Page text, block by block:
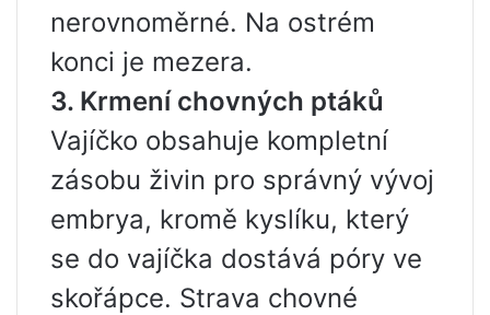
nerovnoměrné. Na ostrém
konci je mezera.
3. Krmení chovných ptáků
Vajíčko obsahuje kompletní
zásobu živin pro správný vývoj
embrya, kromě kyslíku, který
se do vajíčka dostává póry ve
skořápce. Strava chovné